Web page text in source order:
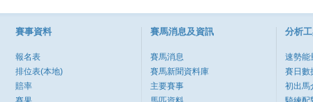
賽事資料
報名表
排位表(本地)
賠率
賽馬消息及資訊
賽馬消息
賽馬新聞資料庫
主要賽事
分析
速勢能
賽日數
初出馬